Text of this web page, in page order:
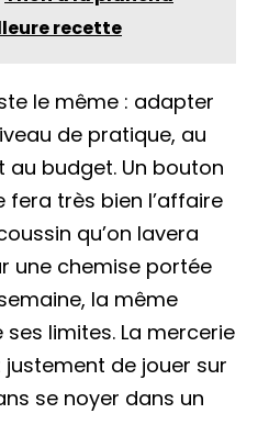
recette
le même : adapter
de pratique, au
budget. Un bouton
fera très bien l’affaire
qu’on lavera
une chemise portée
la même
limites. La mercerie
de jouer sur
se noyer dans un